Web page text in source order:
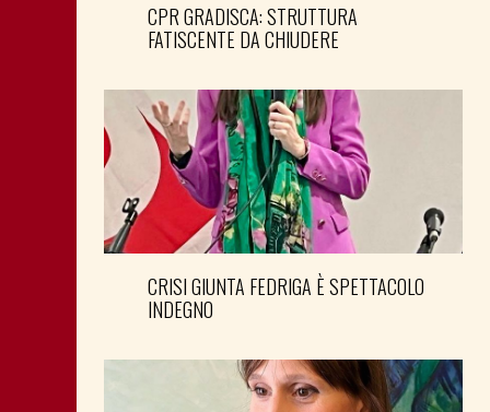
CPR GRADISCA: STRUTTURA
FATISCENTE DA CHIUDERE
CRISI GIUNTA FEDRIGA È SPETTACOLO
INDEGNO